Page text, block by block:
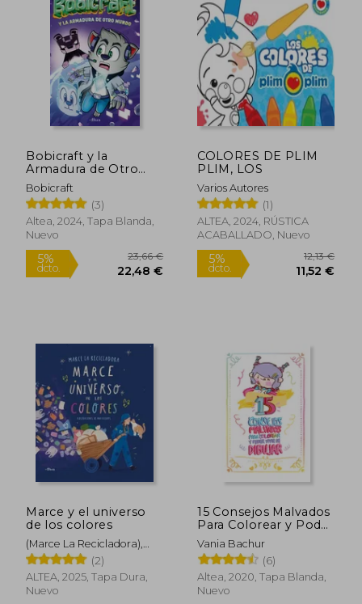
24,67 €
Bobicraft y la
Armadura de Otro
Mundo
Bobicraft
(3)
Altea, 2024, Tapa Blanda,
Nuevo
COLORES DE PLIM
PLIM, LOS
Varios Autores
(1)
ALTEA, 2024, RÚSTICA
ACABALLADO, Nuevo
Marce y el universo
de los colores
(Marce La Recicladora),
Sara Samaniego
(2)
ALTEA, 2025, Tapa Dura,
Nuevo
15 Consejos Malvados
Para Colorear y Poder
Vivir de Dibujar
Vania Bachur
(6)
Altea, 2020, Tapa Blanda,
Nuevo